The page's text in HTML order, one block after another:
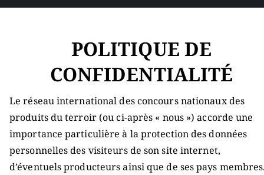
POLITIQUE DE
CONFIDENTIALITÉ
Le réseau international des concours nationaux des
produits du terroir (ou ci-après « nous ») accorde une
importance particulière à la protection des données
personnelles des visiteurs de son site internet,
d’éventuels producteurs ainsi que de ses pays